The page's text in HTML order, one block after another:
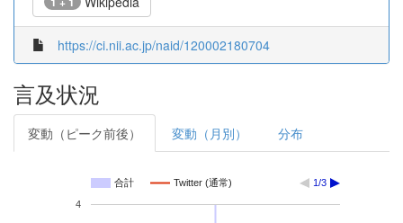
https://ci.nii.ac.jp/naid/120002180704
言及状況
変動（ピーク前後） 変動（月別） 分布
合計 Twitter (通常) 1/3
4